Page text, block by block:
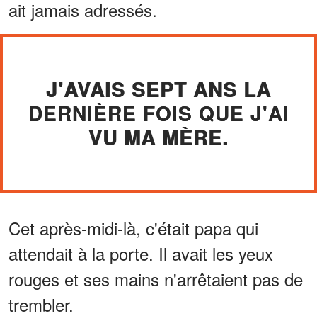
ait jamais adressés.
J'AVAIS SEPT ANS LA
DERNIÈRE FOIS QUE J'AI
VU MA MÈRE.
Cet après-midi-là, c'était papa qui
attendait à la porte. Il avait les yeux
rouges et ses mains n'arrêtaient pas de
trembler.